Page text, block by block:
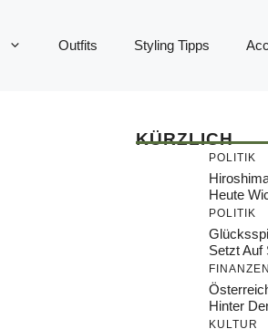
Outfits Styling Tipps
KÜRZLICH
POLITIK
Heute
POLITIK
Setzt Auf
FINANZEN
Hinter
KULTUR